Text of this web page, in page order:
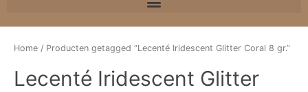
Home / Producten getagged “Lecenté Iridescent Glitter Coral 8 gr.”
Lecenté Iridescent Glitter